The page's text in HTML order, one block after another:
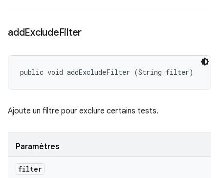
addExcludeFilter
public void addExcludeFilter (String filter)
Ajoute un filtre pour exclure certains tests.
Paramètres
filter